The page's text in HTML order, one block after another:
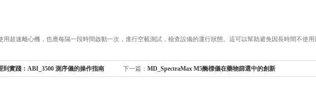
速離心機，也應每隔一段時間啟動一次，進行空載測試，檢查設備的運行狀態。這可以幫助避免因長時間不使用
到實踐：ABI_3500 測序儀的操作指南 下一篇： MD_SpectraMax M5酶標儀在藥物篩選中的創新